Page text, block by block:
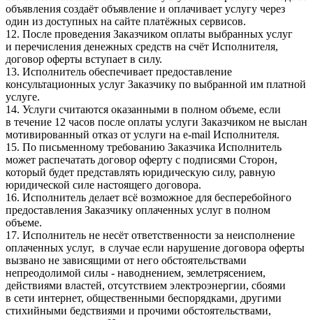
объявления создаёт объявление и оплачивает услугу через
один из доступных на сайте платёжных сервисов.
12. После проведения Заказчиком оплаты выбранных услуг
и перечисления денежных средств на счёт Исполнителя,
договор оферты вступает в силу.
13. Исполнитель обеспечивает предоставление
консультационных услуг Заказчику по выбранной им платной
услуге.
14. Услуги считаются оказанными в полном объеме, если
в течение 12 часов после оплаты услуги Заказчиком не выслан
мотивированный отказ от услуги на e-mail Исполнителя.
15. По письменному требованию Заказчика Исполнитель
может распечатать договор оферту с подписями Сторон,
который будет представлять юридическую силу, равную
юридической силе настоящего договора.
16. Исполнитель делает всё возможное для бесперебойного
предоставления Заказчику оплаченных услуг в полном
объеме.
17. Исполнитель не несёт ответственности за неисполнение
оплаченных услуг, в случае если нарушение договора оферты
вызвано не зависящими от него обстоятельствами
непреодолимой силы - наводнением, землетрясением,
действиями властей, отсутствием электроэнергии, сбоями
в сети интернет, общественными беспорядками, другими
стихийными бедствиями и прочими обстоятельствами,